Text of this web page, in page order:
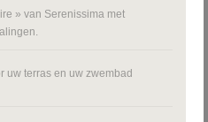
» van Serenissima met
uw terras en uw zwembad